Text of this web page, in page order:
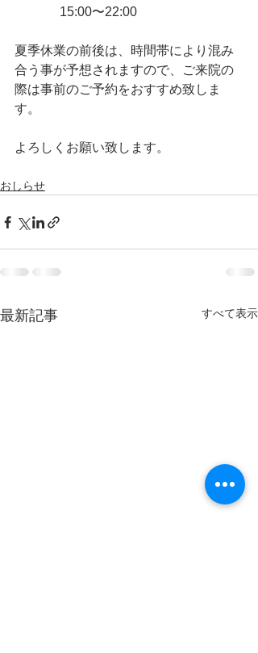
              15:00〜22:00
夏季休業の前後は、時間帯により混み
合う事が予想されますので、ご来院の
際は事前のご予約をおすすめ致しま
す。
よろしくお願い致します。
おしらせ
最新記事 すべて表示